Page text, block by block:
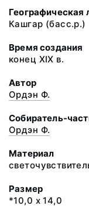
Географическая
Кашгар (басс.р.)
Время создания
конец XIX в.
Автор
Ордэн Ф.
Собиратель-
Ордэн Ф.
Материал
Размер
*10,0 х 14,0